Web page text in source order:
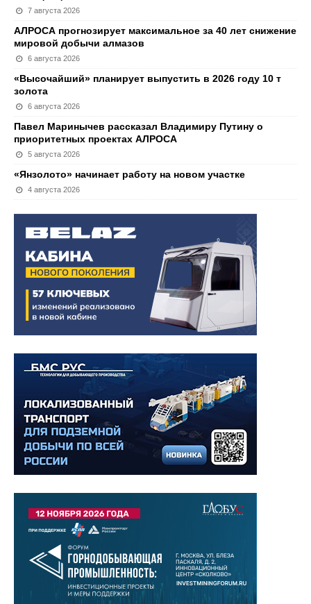
7 августа 2026
АЛРОСА прогнозирует максимальное за 40 лет снижение
мировой добычи алмазов
6 августа 2026
«Высочайший» планирует выпустить в 2026 году 10 т
золота
6 августа 2026
Павел Маринычев рассказал Владимиру Путину о
приоритетных проектах АЛРОСА
5 августа 2026
«Янзолото» начинает работу на новом участке
4 августа 2026